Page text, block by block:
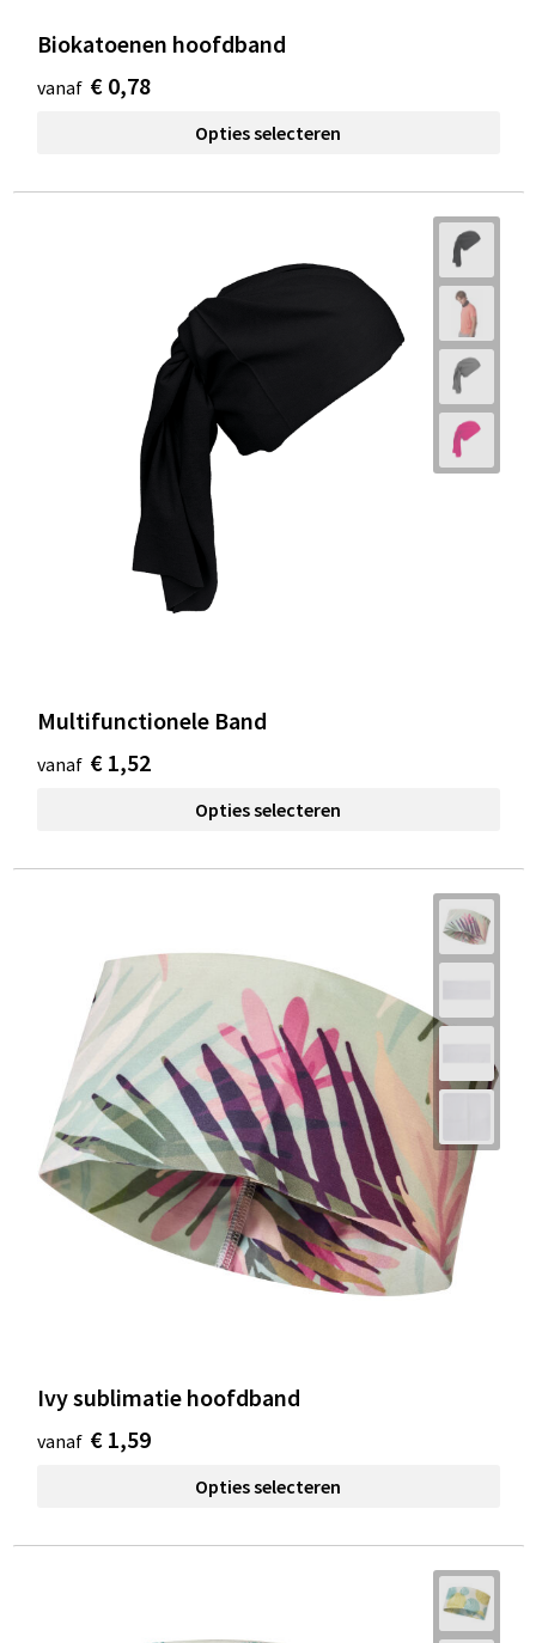
Biokatoenen hoofdband
vanaf € 0,78
Opties selecteren
Multifunctionele Band
vanaf € 1,52
Opties selecteren
Ivy sublimatie hoofdband
vanaf € 1,59
Opties selecteren